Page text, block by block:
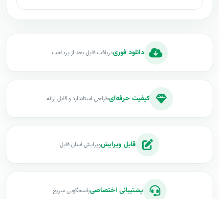
دانلود فوریدریافت فایل بعد از پرداخت
کیفیت حرفه‌ایطراحی استاندارد و قابل ارائه
قابل ویرایشویرایش آسان فایل
پشتیبانی اختصاصیپاسخگویی سریع